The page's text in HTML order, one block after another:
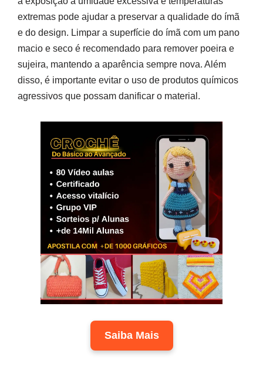
extremas pode ajudar a preservar a qualidade do ímã
e do design. Limpar a superfície do ímã com um pano
macio e seco é recomendado para remover poeira e
sujeira, mantendo a aparência sempre nova. Além
disso, é importante evitar o uso de produtos químicos
agressivos que possam danificar o material.
Saiba Mais